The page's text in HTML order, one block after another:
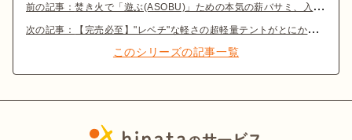
前の記事：焚き火で「遊ぶ(ASOBU)」ための本気の薪バサミ、入荷してます！
次の記事： 【完売必至】"レベチ"な軽さの超軽量テントがとにかくかっこいい！
このシリーズの記事一覧